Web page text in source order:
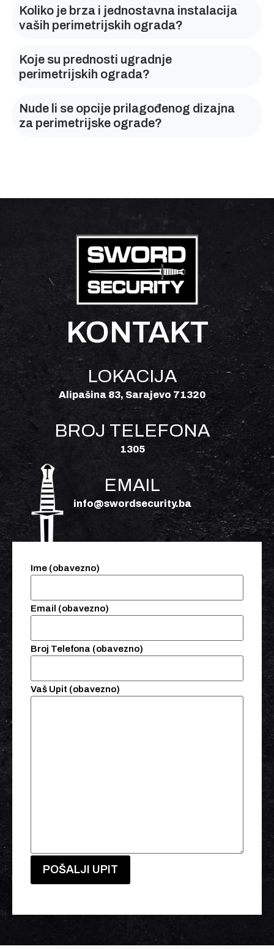
Koliko je brza i jednostavna instalacija
vaših perimetrijskih ograda?
Koje su prednosti ugradnje
perimetrijskih ograda?
Nude li se opcije prilagođenog dizajna
za perimetrijske ograde?
KONTAKT
LOKACIJA
Alipašina 83, Sarajevo 71320
BROJ TELEFONA
1305
EMAIL
info@swordsecurity.ba
Ime (obavezno)
Email (obavezno)
Broj Telefona (obavezno)
Vaš Upit (obavezno)